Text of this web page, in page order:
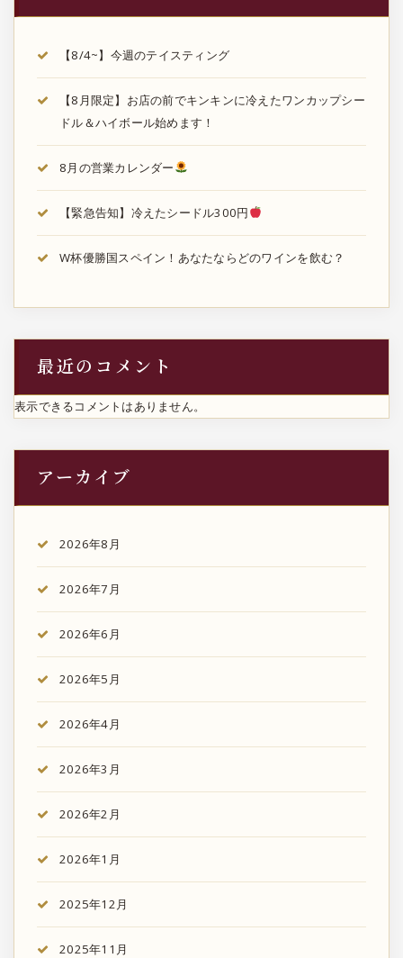
【8/4~】今週のテイスティング
【8月限定】お店の前でキンキンに冷えたワンカップシー
ドル＆ハイボール始めます！
8月の営業カレンダー
【緊急告知】冷えたシードル300円
W杯優勝国スペイン！あなたならどのワインを飲む？
最近のコメント
表示できるコメントはありません。
アーカイブ
2026年8月
2026年7月
2026年6月
2026年5月
2026年4月
2026年3月
2026年2月
2026年1月
2025年12月
2025年11月